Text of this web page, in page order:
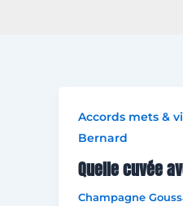
Accords mets &
Bernard
Quelle cuvée
Champagne